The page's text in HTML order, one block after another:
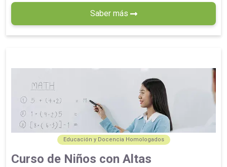
Saber más
Educación y Docencia Homologados
Curso de Niños con Altas